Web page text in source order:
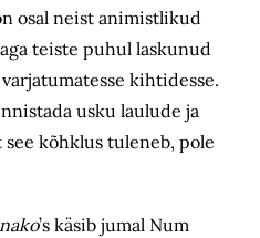
osal neist animistlikud
teiste puhul laskunud
kihtidesse.
usku laulude ja
kõhklus tuleneb, pole
’s käsib jumal Num